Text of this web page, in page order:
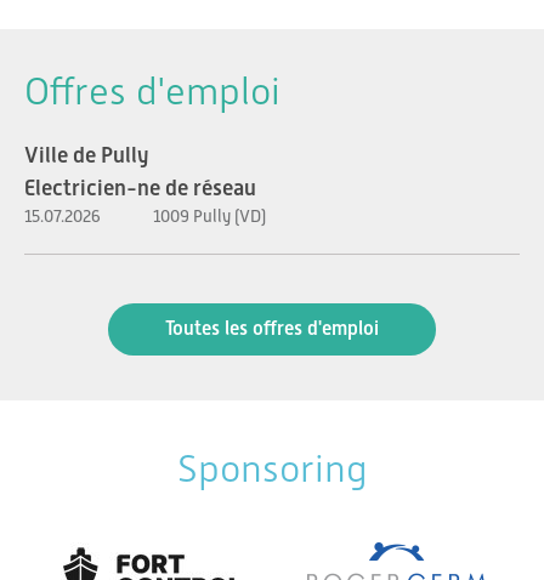
Offres d'emploi
Ville de Pully
Electricien-ne de réseau
15.07.2026 1009 Pully (VD)
Toutes les offres d'emploi
Sponsoring